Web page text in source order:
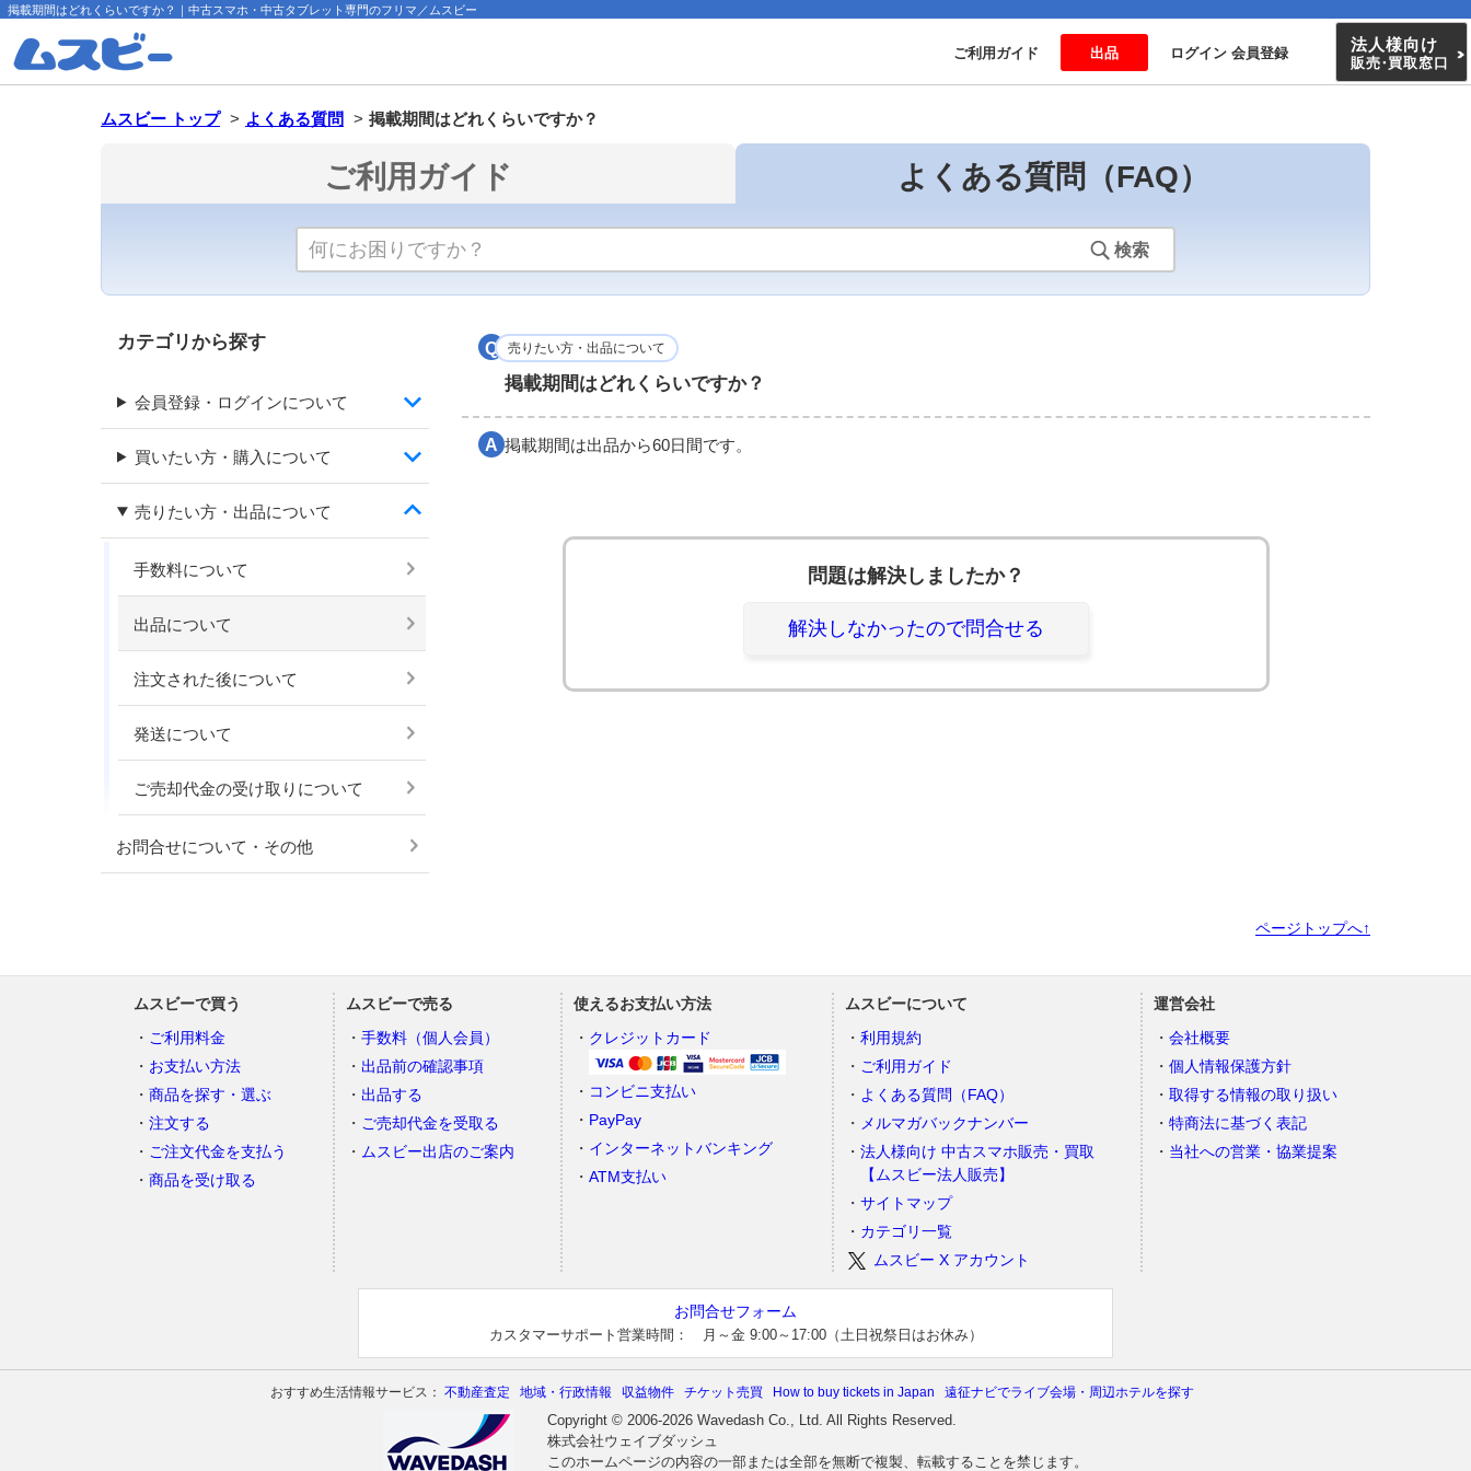
掲載期間はどれくらいですか？｜中古スマホ・中古タブレット専門のフリマ／ムスビー
ご利用ガイド 出品 ログイン 会員登録 法人様向け
販売・買取窓口
ムスビー トップ > よくある質問 > 掲載期間はどれくらいですか？
ご利用ガイド よくある質問（FAQ）
検索
売りたい方・出品について
掲載期間はどれくらいですか？
掲載期間は出品から60日間です。
問題は解決しましたか？
解決しなかったので問合せる
カテゴリから探す
会員登録・ログインについて
買いたい方・購入について
売りたい方・出品について
手数料について
出品について
注文された後について
発送について
ご売却代金の受け取りについて
お問合せについて・その他
ページトップへ↑
ムスビーで買う
ご利用料金
お支払い方法
商品を探す・選ぶ
注文する
ご注文代金を支払う
商品を受け取る
ムスビーで売る
手数料（個人会員）
出品前の確認事項
出品する
ご売却代金を受取る
ムスビー出店のご案内
使えるお支払い方法
クレジットカード
コンビニ支払い
PayPay
インターネットバンキング
ATM支払い
ムスビーについて
利用規約
ご利用ガイド
よくある質問（FAQ）
メルマガバックナンバー
法人様向け 中古スマホ販売・買取
【ムスビー法人販売】
サイトマップ
カテゴリ一覧
ムスビー X アカウント
運営会社
会社概要
個人情報保護方針
取得する情報の取り扱い
特商法に基づく表記
当社への営業・協業提案
お問合せフォーム
カスタマーサポート営業時間： 月～金 9:00～17:00（土日祝祭日はお休み）
おすすめ生活情報サービス： 不動産査定 地域・行政情報 収益物件 チケット売買 How to buy tickets in Japan 遠征ナビでライブ会場・周辺ホテルを探す
Copyright © 2006-2026 Wavedash Co., Ltd. All Rights Reserved.
株式会社ウェイブダッシュ
このホームページの内容の一部または全部を無断で複製、転載することを禁じます。